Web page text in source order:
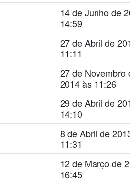
14 de Junho de
14:59
27 de Abril de
11:11
27 de Novembro
2014 às 11:26
29 de Abril de
14:10
8 de Abril de
11:31
12 de Março de
16:45